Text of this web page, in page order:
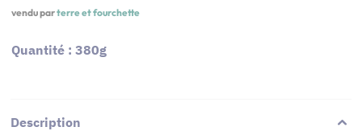
vendu parterre et fourchette
Quantité : 380g
Description